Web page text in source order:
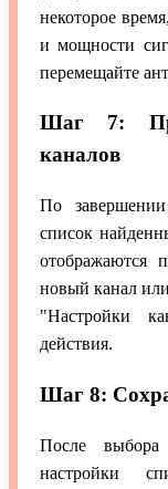
некоторое
и мощности
перемещайте
Шаг 7:
каналов
По
список
отображаются
новый канал
"Настройки
действия.
Шаг 8:
После
настройки